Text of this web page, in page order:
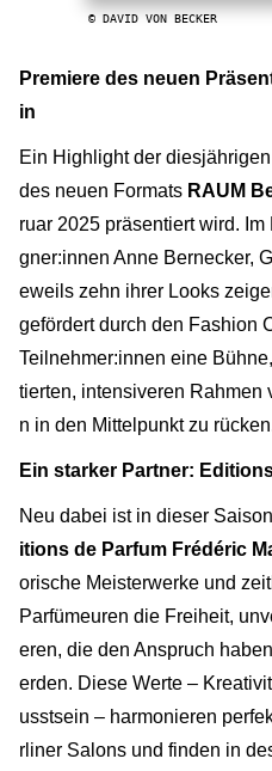
© DAVID VON BECKER
Premiere des neuen
in
Ein Highlight der
des neuen Formats RAUM
ruar 2025 präsentiert wird.
gner:innen Anne Bernecker,
eweils zehn ihrer Looks
gefördert durch den Fashion
Teilnehmer:innen eine
tierten, intensiveren
n in den Mittelpunkt zu
Ein starker Partner:
Neu dabei ist in dieser
itions de Parfum Frédéric
orische Meisterwerke und
Parfümeuren die Freiheit,
eren, die den Anspruch
erden. Diese Werte –
usstsein – harmonieren
rliner Salons und finden in